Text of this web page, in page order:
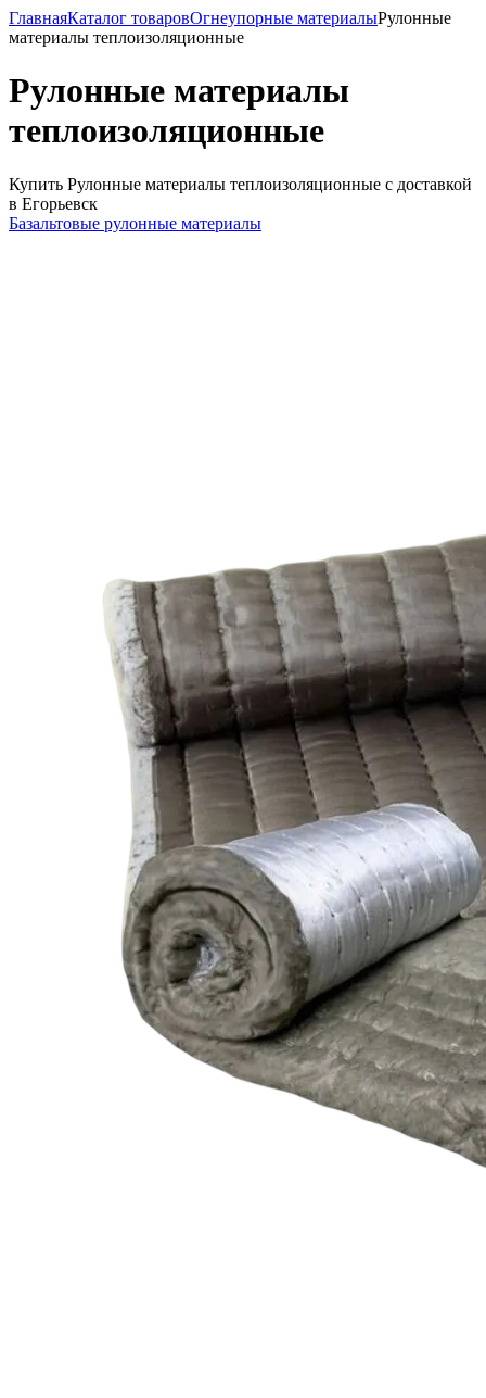
ГлавнаяКаталог товаровОгнеупорные материалыРулонные
материалы теплоизоляционные
Рулонные материалы
теплоизоляционные
Купить Рулонные материалы теплоизоляционные с доставкой
в Егорьевск
Базальтовые рулонные материалы